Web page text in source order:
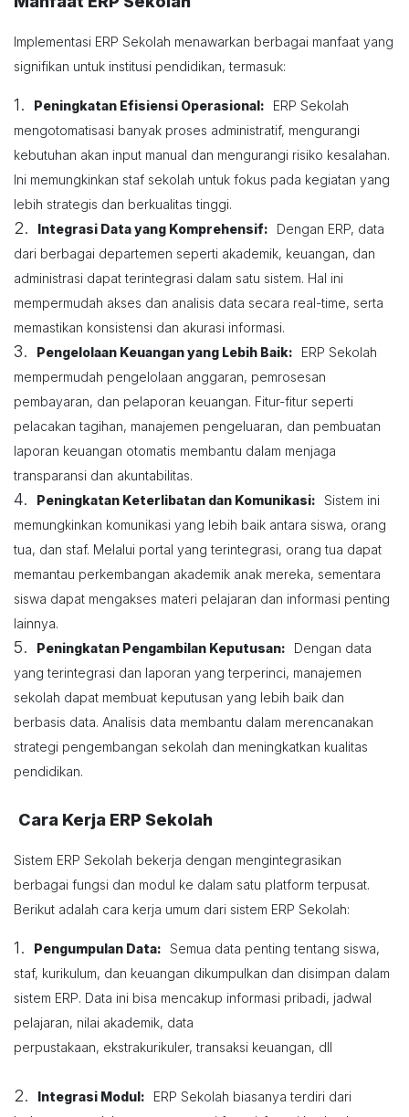
Implementasi ERP Sekolah menawarkan berbagai manfaat yang
signifikan untuk institusi pendidikan, termasuk:
1. Peningkatan Efisiensi Operasional:
ERP Sekolah
mengotomatisasi banyak proses administratif, mengurangi
kebutuhan akan input manual dan mengurangi risiko kesalahan.
Ini memungkinkan staf sekolah untuk fokus pada kegiatan yang
lebih strategis dan berkualitas tinggi.
2. Integrasi Data yang Komprehensif:
Dengan ERP, data
dari berbagai departemen seperti akademik, keuangan, dan
administrasi dapat terintegrasi dalam satu sistem. Hal ini
mempermudah akses dan analisis data secara real-time, serta
memastikan konsistensi dan akurasi informasi.
3. Pengelolaan Keuangan yang Lebih Baik:
ERP Sekolah
mempermudah pengelolaan anggaran, pemrosesan
pembayaran, dan pelaporan keuangan. Fitur-fitur seperti
pelacakan tagihan, manajemen pengeluaran, dan pembuatan
laporan keuangan otomatis membantu dalam menjaga
transparansi dan akuntabilitas.
4. Peningkatan Keterlibatan dan Komunikasi: Sistem ini
memungkinkan komunikasi yang lebih baik antara siswa, orang
tua, dan staf. Melalui portal yang terintegrasi, orang tua dapat
memantau perkembangan akademik anak mereka, sementara
siswa dapat mengakses materi pelajaran dan informasi penting
lainnya.
5. Peningkatan Pengambilan Keputusan:
Dengan data
yang terintegrasi dan laporan yang terperinci, manajemen
sekolah dapat membuat keputusan yang lebih baik dan
berbasis data. Analisis data membantu dalam merencanakan
strategi pengembangan sekolah dan meningkatkan kualitas
pendidikan.
Cara Kerja ERP Sekolah
Sistem ERP Sekolah bekerja dengan mengintegrasikan
berbagai fungsi dan modul ke dalam satu platform terpusat.
Berikut adalah cara kerja umum dari sistem ERP Sekolah:
1. Pengumpulan Data: Semua data penting tentang siswa,
staf, kurikulum, dan keuangan dikumpulkan dan disimpan dalam
sistem ERP. Data ini bisa mencakup informasi pribadi, jadwal
pelajaran, nilai akademik, data
perpustakaan, ekstrakurikuler, transaksi keuangan, dll
2. Integrasi Modul:
ERP Sekolah biasanya terdiri dari